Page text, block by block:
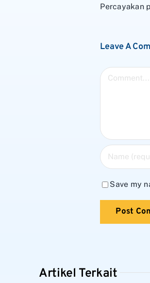
Percayakan
Leave A
Comment
Save my
Artikel Terkait